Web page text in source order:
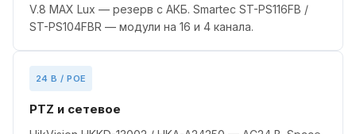
V.8 MAX Lux — резерв с АКБ. Smartec ST-PS116FB /
ST-PS104FBR — модули на 16 и 4 канала.
24 В / POE
PTZ и сетевое